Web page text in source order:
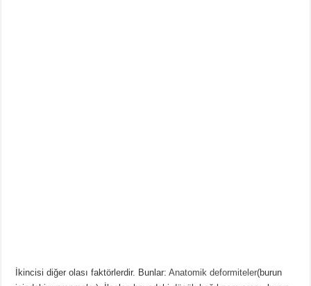
İkincisi diğer olası faktörlerdir. Bunlar:Anatomik deformiteler(burun